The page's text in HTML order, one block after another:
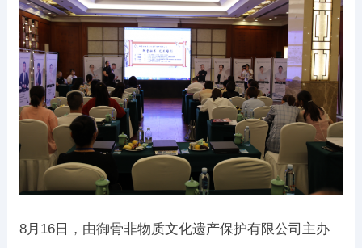
8月16日，由御骨非物质文化遗产保护有限公司主办